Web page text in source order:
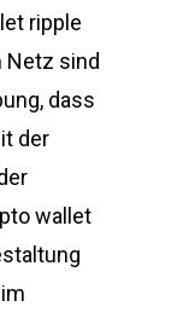
ripple
Netz sind
dass
der
wallet